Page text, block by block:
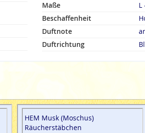
Maße
L
Beschaffenheit
Duftnote
Duftrichtung
HEM Musk (Moschus)
Räucherstäbchen